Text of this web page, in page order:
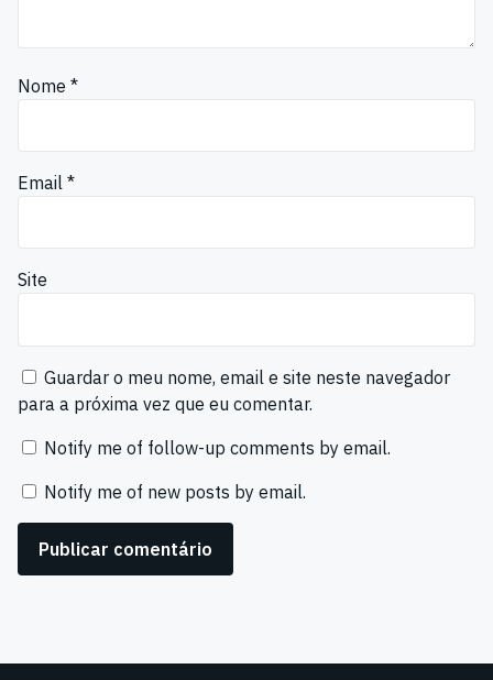
Nome *
Email *
Site
Guardar o meu nome, email e site neste navegador
para a próxima vez que eu comentar.
Notify me of follow-up comments by email.
Notify me of new posts by email.